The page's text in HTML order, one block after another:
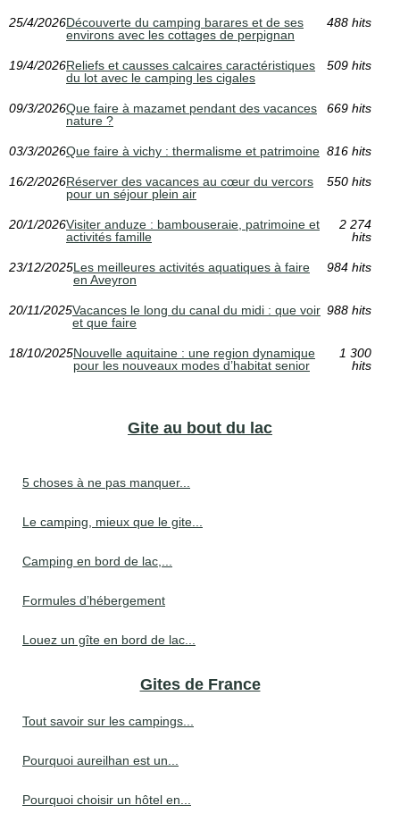
25/4/2026Découverte du camping barares et de ses
environs avec les cottages de perpignan
488 hits
19/4/2026Reliefs et causses calcaires caractéristiques
du lot avec le camping les cigales
509 hits
09/3/2026Que faire à mazamet pendant des vacances
nature ?
669 hits
03/3/2026Que faire à vichy : thermalisme et patrimoine 816 hits
16/2/2026Réserver des vacances au cœur du vercors
pour un séjour plein air
550 hits
20/1/2026Visiter anduze : bambouseraie, patrimoine et
activités famille
2 274
hits
23/12/2025Les meilleures activités aquatiques à faire
en Aveyron
984 hits
20/11/2025Vacances le long du canal du midi : que voir
et que faire
988 hits
18/10/2025Nouvelle aquitaine : une region dynamique
pour les nouveaux modes d’habitat senior
1 300
hits
Gite au bout du lac
5 choses à ne pas manquer...
Le camping, mieux que le gite...
Camping en bord de lac,...
Formules d’hébergement
Louez un gîte en bord de lac...
Gites de France
Tout savoir sur les campings...
Pourquoi aureilhan est un...
Pourquoi choisir un hôtel en...